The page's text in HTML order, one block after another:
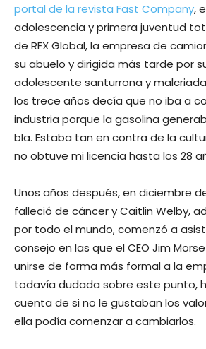
portal de la revista Fast Company,
adolescencia y primera juventud
de RFX Global, la empresa de
su abuelo y dirigida más tarde por
adolescente santurrona y
los trece años decía que no iba a
industria porque la gasolina
bla. Estaba tan en contra de la
no obtuve mi licencia hasta los 28
Unos años después, en diciembre
falleció de cáncer y Caitlin Welby,
por todo el mundo, comenzó a
consejo en las que el CEO Jim
unirse de forma más formal a la
todavía dudada sobre este punto,
cuenta de si no le gustaban los
ella podía comenzar a cambiarlos.